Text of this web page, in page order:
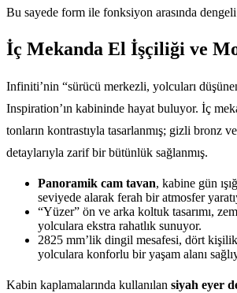
Bu sayede form ile fonksiyon arasında
İç Mekanda El İşçiliği ve
Infiniti’nin “sürücü merkezli, yolcuları
Inspiration’ın kabininde hayat buluyor. İç
tonların kontrastıyla tasarlanmış; gizli bronz
detaylarıyla zarif bir bütünlük sağlanmış.
Panoramik cam tavan, kabine gün
seviyede alarak ferah bir atmosfer
“Yüzer” ön ve arka koltuk tasarımı,
yolculara ekstra rahatlık sunuyor.
2825 mm’lik dingil mesafesi, dört kişilik
yolculara konforlu bir yaşam alanı
Kabin kaplamalarında kullanılan siyah eyer